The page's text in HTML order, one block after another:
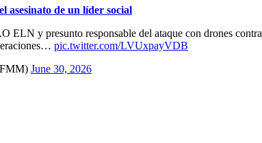
asesinato de un líder social
ELN y presunto responsable del ataque con drones
pic.twitter.com/LVUxpayVDB
June 30, 2026